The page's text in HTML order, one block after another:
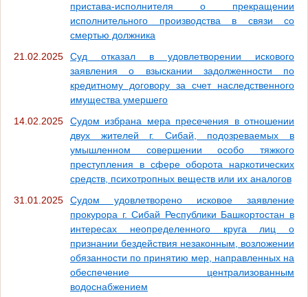
пристава-исполнителя о прекращении
исполнительного производства в связи со
смертью должника
21.02.2025
Суд отказал в удовлетворении искового
заявления о взыскании задолженности по
кредитному договору за счет наследственного
имущества умершего
14.02.2025
Судом избрана мера пресечения в отношении
двух жителей г. Сибай, подозреваемых в
умышленном совершении особо тяжкого
преступления в сфере оборота наркотических
средств, психотропных веществ или их аналогов
31.01.2025
Судом удовлетворено исковое заявление
прокурора г. Сибай Республики Башкортостан в
интересах неопределенного круга лиц о
признании бездействия незаконным, возложении
обязанности по принятию мер, направленных на
обеспечение централизованным
водоснабжением